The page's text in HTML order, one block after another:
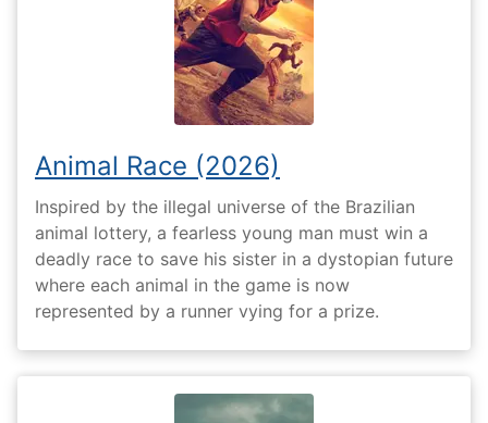
Animal Race (2026)
Inspired by the illegal universe of the Brazilian
animal lottery, a fearless young man must win a
deadly race to save his sister in a dystopian future
where each animal in the game is now
represented by a runner vying for a prize.